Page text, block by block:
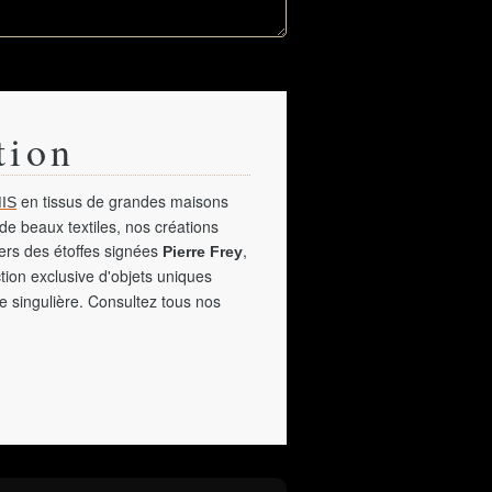
en tissus de grandes maisons
beaux textiles, nos créations
des étoffes signées Pierre Frey,
exclusive d'objets uniques
singulière. Consultez tous nos